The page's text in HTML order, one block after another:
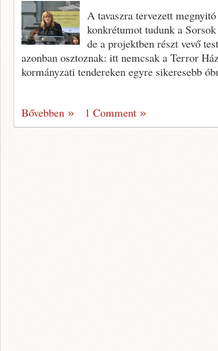
A tavaszra tervezett
konkrétumot tudunk a
de a projektben részt vevő
azonban osztoznak: itt nemcsak a Terror
kormányzati tendereken egyre sikeresebb
Bővebben 1 Comment